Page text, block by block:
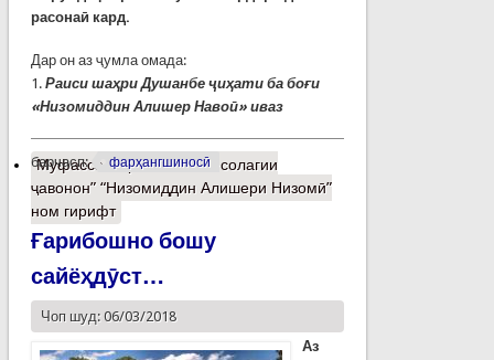
расонаӣ кард.
Дар он аз ҷумла омада:
1. Раиси шаҳри Душанбе ҷиҳати ба боғи
«Низомиддин Алишер Навоӣ»иваз
барчасп: фарҳангшиносӣ
Муфассалтаро Боғи “50-солагии
ҷавонон” “Низомиддин Алишери Низомӣ”
ном гирифт
Ғарибошно бошу
сайёҳдӯст…
Чоп шуд: 06/03/2018
Аз